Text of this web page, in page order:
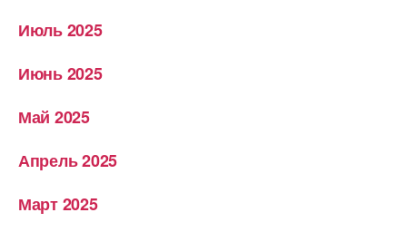
Июль 2025
Июнь 2025
Май 2025
Апрель 2025
Март 2025